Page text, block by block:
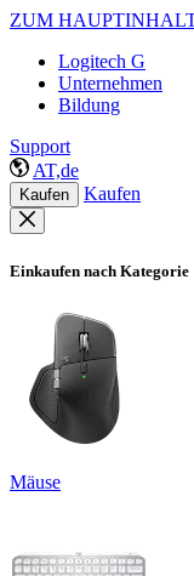
ZUM
Logitech G
Unternehmen
Bildung
Support
AT,de
Kaufen Kaufen
Einkaufen nach Kategorie
Mäuse